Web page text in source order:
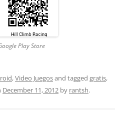
Play Store
,Video Juegosand tagged gratis,
December 11, 2012 by rantsh.